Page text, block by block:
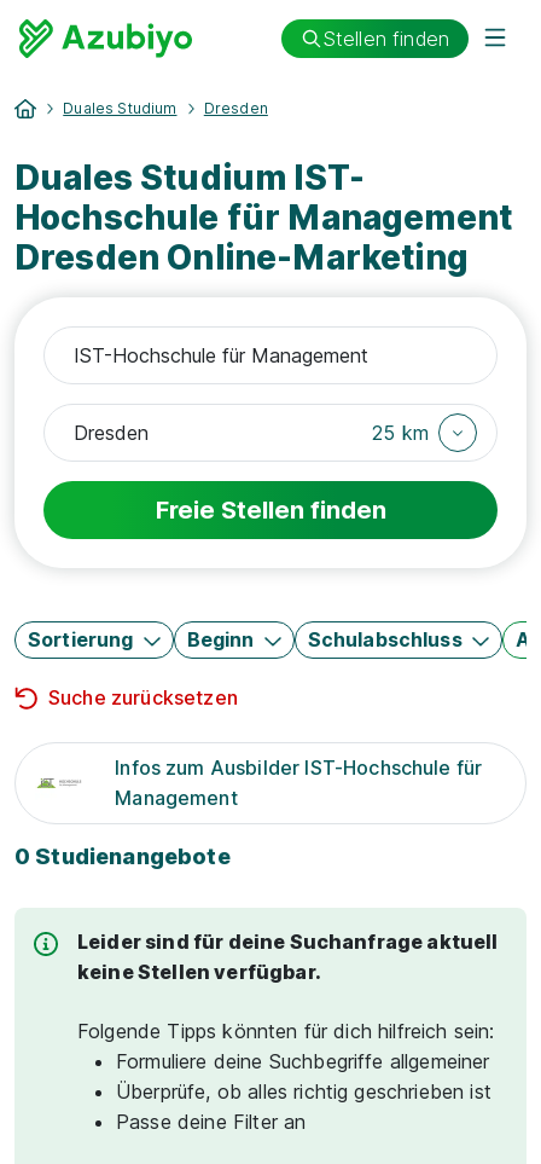
Stellen finden
Duales Studium Dresden
Duales Studium IST-
Hochschule für Management
Dresden Online-Marketing
25 km
Freie Stellen finden
Sortierung Beginn Schulabschluss
Suche zurücksetzen
Infos zum Ausbilder IST-Hochschule für
Management
0 Studienangebote
Leider sind für deine Suchanfrage aktuell
keine Stellen verfügbar.
Folgende Tipps könnten für dich hilfreich sein:
Formuliere deine Suchbegriffe allgemeiner
Überprüfe, ob alles richtig geschrieben ist
Passe deine Filter an